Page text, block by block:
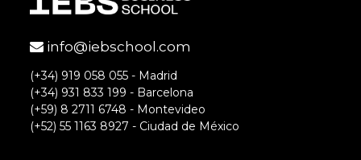
info@iebschool.com
(+34) 919 058 055 - Madrid
(+34) 931 833 199 - Barcelona
(+59) 8 2711 6748 - Montevideo
(+52) 55 1163 8927 - Ciudad de México